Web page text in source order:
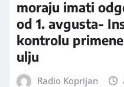
moraju imati
od 1. avgusta-
kontrolu
ulju
Radio Koprijan